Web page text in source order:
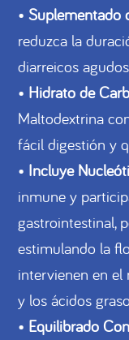
•Suplementado
reduzca la
diarreicos
• Hidrato de
Maltodextrina
fácil digestión y
• Incluye
inmune y
gastrointestinal,
estimulando la
intervienen en
y los ácidos
• Equilibrado